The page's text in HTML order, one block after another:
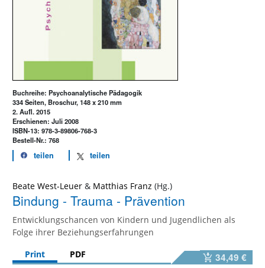
Buchreihe: Psychoanalytische Pädagogik
334 Seiten, Broschur, 148 x 210 mm
2. Aufl. 2015
Erschienen: Juli 2008
ISBN-13: 978-3-89806-768-3
Bestell-Nr.: 768
teilen teilen
Beate West-Leuer & Matthias Franz
Bindung - Trauma - Prävention
Entwicklungschancen von Kindern und Jugendlichen als
Folge ihrer Beziehungserfahrungen
Print
PDF 34,49 €